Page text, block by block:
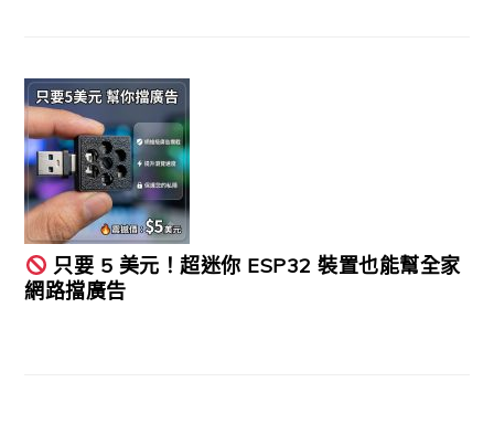
只要 5 美元！超迷你 ESP32 裝置也能幫全家
網路擋廣告